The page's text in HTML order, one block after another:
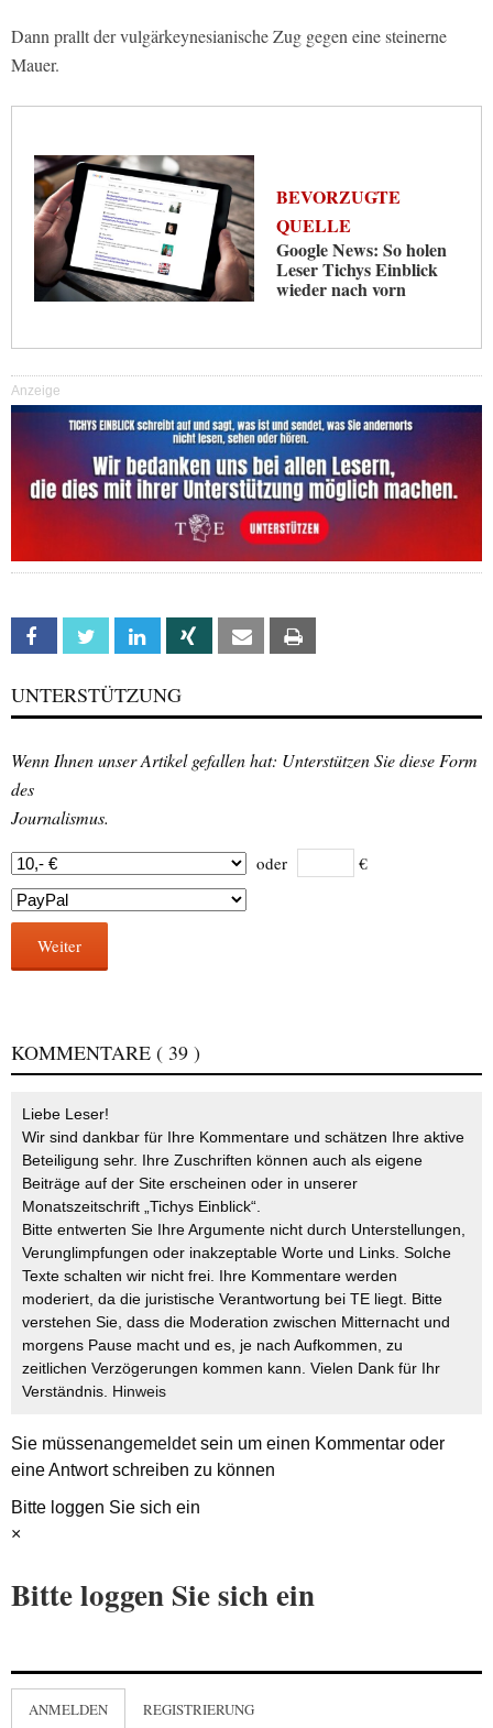
Dann prallt der vulgärkeynesianische Zug gegen eine steinerne
Mauer.
BEVORZUGTE
QUELLE
Google News: So holen
Leser Tichys Einblick
wieder nach vorn
Anzeige
Facebook Twitter Linkedin Xing Email
UNTERSTÜTZUNG
Wenn Ihnen unser Artikel gefallen hat: Unterstützen Sie diese Form
des
Journalismus.
oder €
Weiter
KOMMENTARE ( 39 )
Liebe Leser!
Wir sind dankbar für Ihre Kommentare und schätzen Ihre aktive
Beteiligung sehr. Ihre Zuschriften können auch als eigene
Beiträge auf der Site erscheinen oder in unserer
Monatszeitschrift „Tichys Einblick“.
Bitte entwerten Sie Ihre Argumente nicht durch Unterstellungen,
Verunglimpfungen oder inakzeptable Worte und Links. Solche
Texte schalten wir nicht frei. Ihre Kommentare werden
moderiert, da die juristische Verantwortung bei TE liegt. Bitte
verstehen Sie, dass die Moderation zwischen Mitternacht und
morgens Pause macht und es, je nach Aufkommen, zu
zeitlichen Verzögerungen kommen kann. Vielen Dank für Ihr
Verständnis. Hinweis
Sie müssenangemeldetsein um einen Kommentar oder
eine Antwort schreiben zu können
Bitte loggen Sie sich ein
×
Bitte loggen Sie sich ein
ANMELDEN REGISTRIERUNG